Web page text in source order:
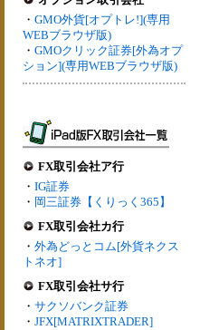
・ GMO外貨[オプトレ!](専用
WEBブラウザ版)
・ GMOクリック証券[外為オプ
ション](専用WEBブラウザ版)
FX取引会社ア行
・ IG証券
・ 岡三証券【くりっく365】
FX取引会社カ行
・ 外為どっとコム[外貨ネクス
トネオ]
FX取引会社サ行
・ サクソバンク証券
・ JFX[MATRIXTRADER]